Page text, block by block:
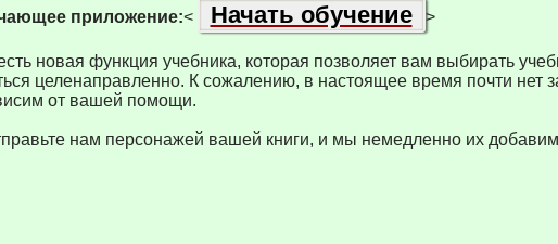
приложение:< Начать обучение >
новая функция учебника, которая позволяет вам выбирать
целенаправленно. К сожалению, в настоящее время почти нет
от вашей помощи.
нам персонажей вашей книги, и мы немедленно их